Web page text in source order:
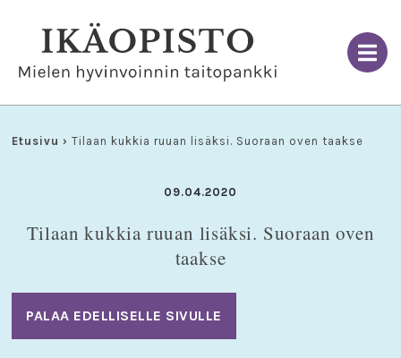
Etusivu ›Tilaan kukkia ruuan lisäksi. Suoraan oven taakse
09.04.2020
Tilaan kukkia ruuan lisäksi. Suoraan oven
taakse
PALAA EDELLISELLE SIVULLE